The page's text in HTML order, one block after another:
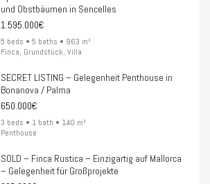
und Obstbäumen in Sencelles
1.595.000€
5 beds • 5 baths • 963 m²
Finca, Grundstück, Villa
SECRET LISTING – Gelegenheit Penthouse in
Bonanova / Palma
650.000€
3 beds • 1 bath • 140 m²
Penthouse
SOLD – Finca Rustica – Einzigartig auf Mallorca
– Gelegenheit für Großprojekte